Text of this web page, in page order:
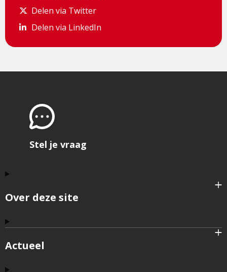
Delen via Twitter
Delen via Twitter
Delen via LinkedIn
Delen via LinkedIn
Over deze site
Actueel
Stel je vraag